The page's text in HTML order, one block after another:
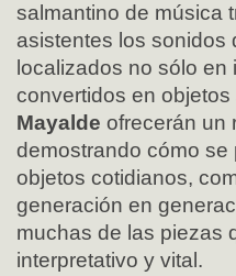
salmantino de música
asistentes los sonidos
localizados no sólo
convertidos en
Mayalde ofrecerán un
demostrando cómo
objetos cotidianos,
generación en
muchas de las piezas
interpretativo y vital.